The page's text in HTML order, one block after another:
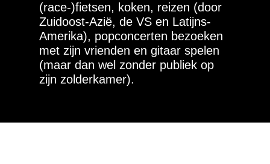
(race-)fietsen, koken, reizen (door
Zuidoost-Azië, de VS en Latijns-
Amerika), popconcerten bezoeken
met zijn vrienden en gitaar spelen
(maar dan wel zonder publiek op
zijn zolderkamer).